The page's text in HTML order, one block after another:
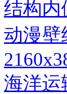
海洋运